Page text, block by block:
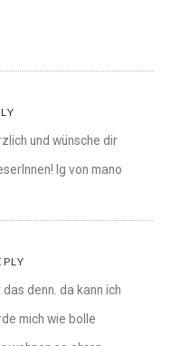
und wünsche dir
lg von mano
denn. da kann ich
mich wie bolle